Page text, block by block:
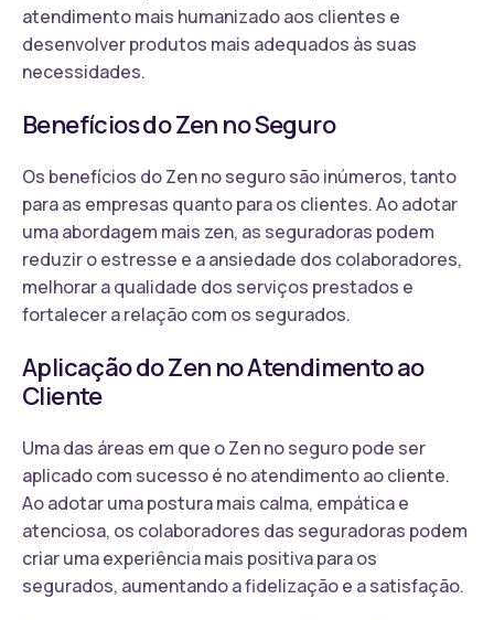
atendimento mais humanizado aos clientes e
desenvolver produtos mais adequados às suas
necessidades.
Benefícios do Zen no Seguro
Os benefícios do Zen no seguro são inúmeros, tanto
para as empresas quanto para os clientes. Ao adotar
uma abordagem mais zen, as seguradoras podem
reduzir o estresse e a ansiedade dos colaboradores,
melhorar a qualidade dos serviços prestados e
fortalecer a relação com os segurados.
Aplicação do Zen no Atendimento ao
Cliente
Uma das áreas em que o Zen no seguro pode ser
aplicado com sucesso é no atendimento ao cliente.
Ao adotar uma postura mais calma, empática e
atenciosa, os colaboradores das seguradoras podem
criar uma experiência mais positiva para os
segurados, aumentando a fidelização e a satisfação.